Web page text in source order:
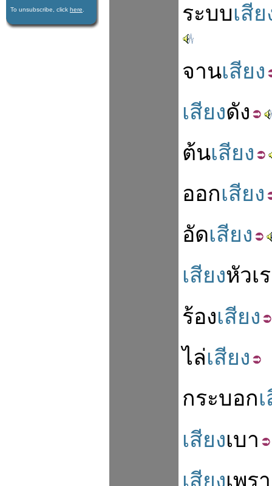
To unsubscribe, click here
ระบบเสีย
จานเสียง
เสียงดัง
ต้นเสียง
ออกเสียง
อัดเสียง
เสียงหัวเ
ร้องเสียง
ไล่เสียง
กระบอก
เสียงเบา
เสียงเพร